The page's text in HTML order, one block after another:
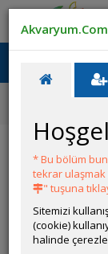
Ana Menü
Ana Sayfa
Herichthys
Akvaryum.Com
* Bu bölüm
tekrar
" tuşuna
Sitemizi
(cookie)
halinde